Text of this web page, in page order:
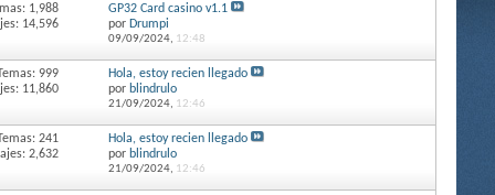
1,988
14,596
GP32 Card casino v1.1
por Drumpi
09/09/2024, 12:48
999
11,860
Hola, estoy recien llegado
por blindrulo
21/09/2024, 12:46
241
2,632
Hola, estoy recien llegado
por blindrulo
21/09/2024, 12:46